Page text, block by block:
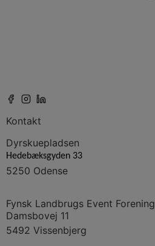
Kontakt
Dyrskuepladsen
Hedebæksgyden 33
5250 Odense
Fynsk Landbrugs Event Forening
Damsbovej 11
5492 Vissenbjerg